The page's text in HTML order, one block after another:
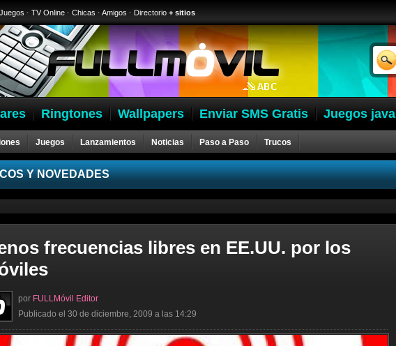
Juegos · TV Online · Chicas · Amigos · Directorio + sitios
Ringtones Wallpapers Enviar SMS Gratis Juegos java
Juegos Lanzamientos Noticias Paso a Paso Trucos
Y NOVEDADES
frecuencias libres en EE.UU. por los
por FULLMóvil Editor
Publicado el 30 de diciembre, 2009 a las 14:29